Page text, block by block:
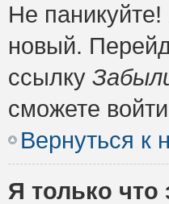
Не
новый.
ссылку
сможете
Вернуться к
Я только что